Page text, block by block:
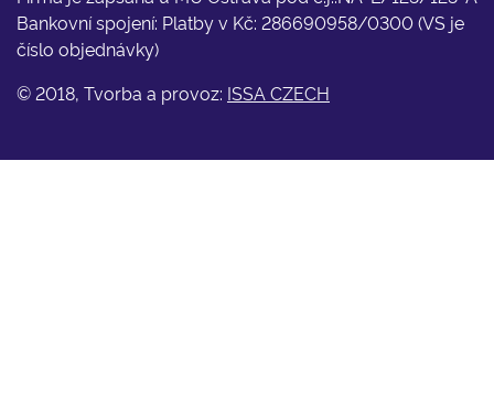
Bankovní spojení: Platby v Kč: 286690958/0300 (VS je
číslo objednávky)
© 2018, Tvorba a provoz: ISSA CZECH